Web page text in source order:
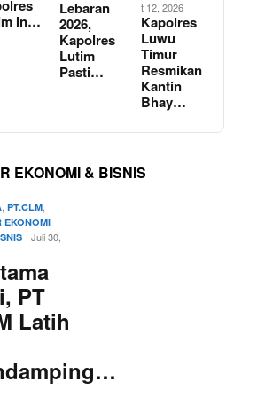
In…
Lebaran
2026,
Kapolres
Lutim
Pasti…
t 12, 2026
Kapolres
Luwu
Timur
Resmikan
Kantin
Bhay…
EKONOMI & BISNIS
,PT.CLM,
EKONOMI
Juli 30,
PT
Latih